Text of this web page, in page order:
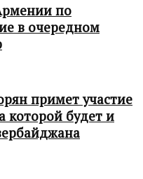
по
в очередном
примет участие
которой будет и